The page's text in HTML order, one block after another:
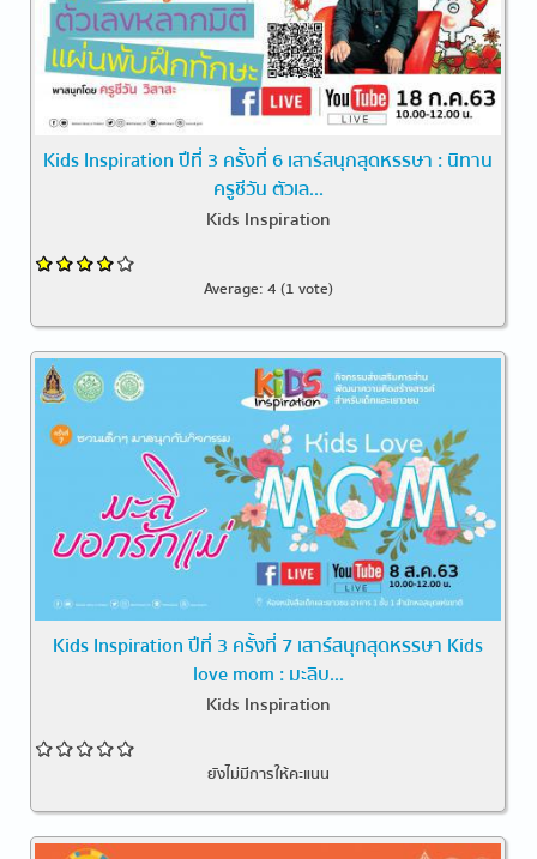
Kids Inspiration ปีที่ 3 ครั้งที่ 6 เสาร์สนุกสุดหรรษา : นิทาน
ครูชีวัน ตัวเล...
Kids Inspiration
Average: 4 (1 vote)
Kids Inspiration ปีที่ 3 ครั้งที่ 7 เสาร์สนุกสุดหรรษา Kids
love mom : มะลิบ...
Kids Inspiration
ยังไม่มีการให้คะแนน